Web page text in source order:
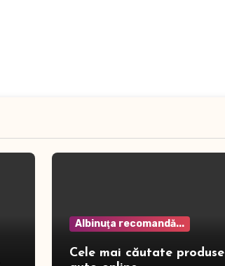
Albinuţa recomandă...
Cele mai căutate produse